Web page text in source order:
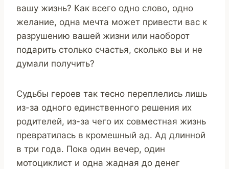
вашу жизнь? Как всего одно слово, одно
желание, одна мечта может привести вас к
разрушению вашей жизни или наоборот
подарить столько счастья, сколько вы и не
думали получить?
Судьбы героев так тесно переплелись лишь
из-за одного единственного решения их
родителей, из-за чего их совместная жизнь
превратилась в кромешный ад. Ад длинной
в три года. Пока один вечер, один
мотоциклист и одна жадная до денег